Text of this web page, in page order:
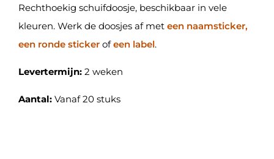
Rechthoekig schuifdoosje, beschikbaar in vele
kleuren. Werk de doosjes af met een naamsticker,
een ronde sticker ofeen label.
Levertermijn: 2 weken
Aantal: Vanaf 20 stuks